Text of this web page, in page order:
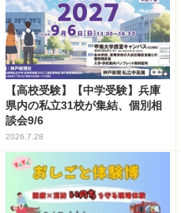
【高校受験】【中学受験】兵庫
県内の私立31校が集結、個別相
談会9/6
2026.7.28